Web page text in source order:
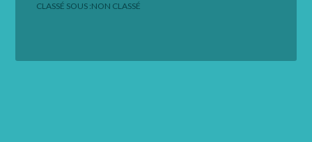
CLASSÉ SOUS :NON CLASSÉ